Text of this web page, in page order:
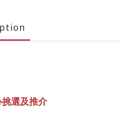
選及推介